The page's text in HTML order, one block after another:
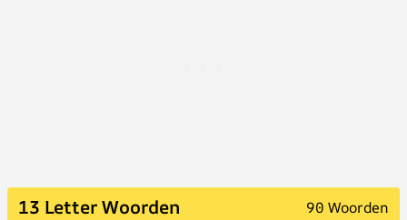
13 Letter Woorden 90 Woorden